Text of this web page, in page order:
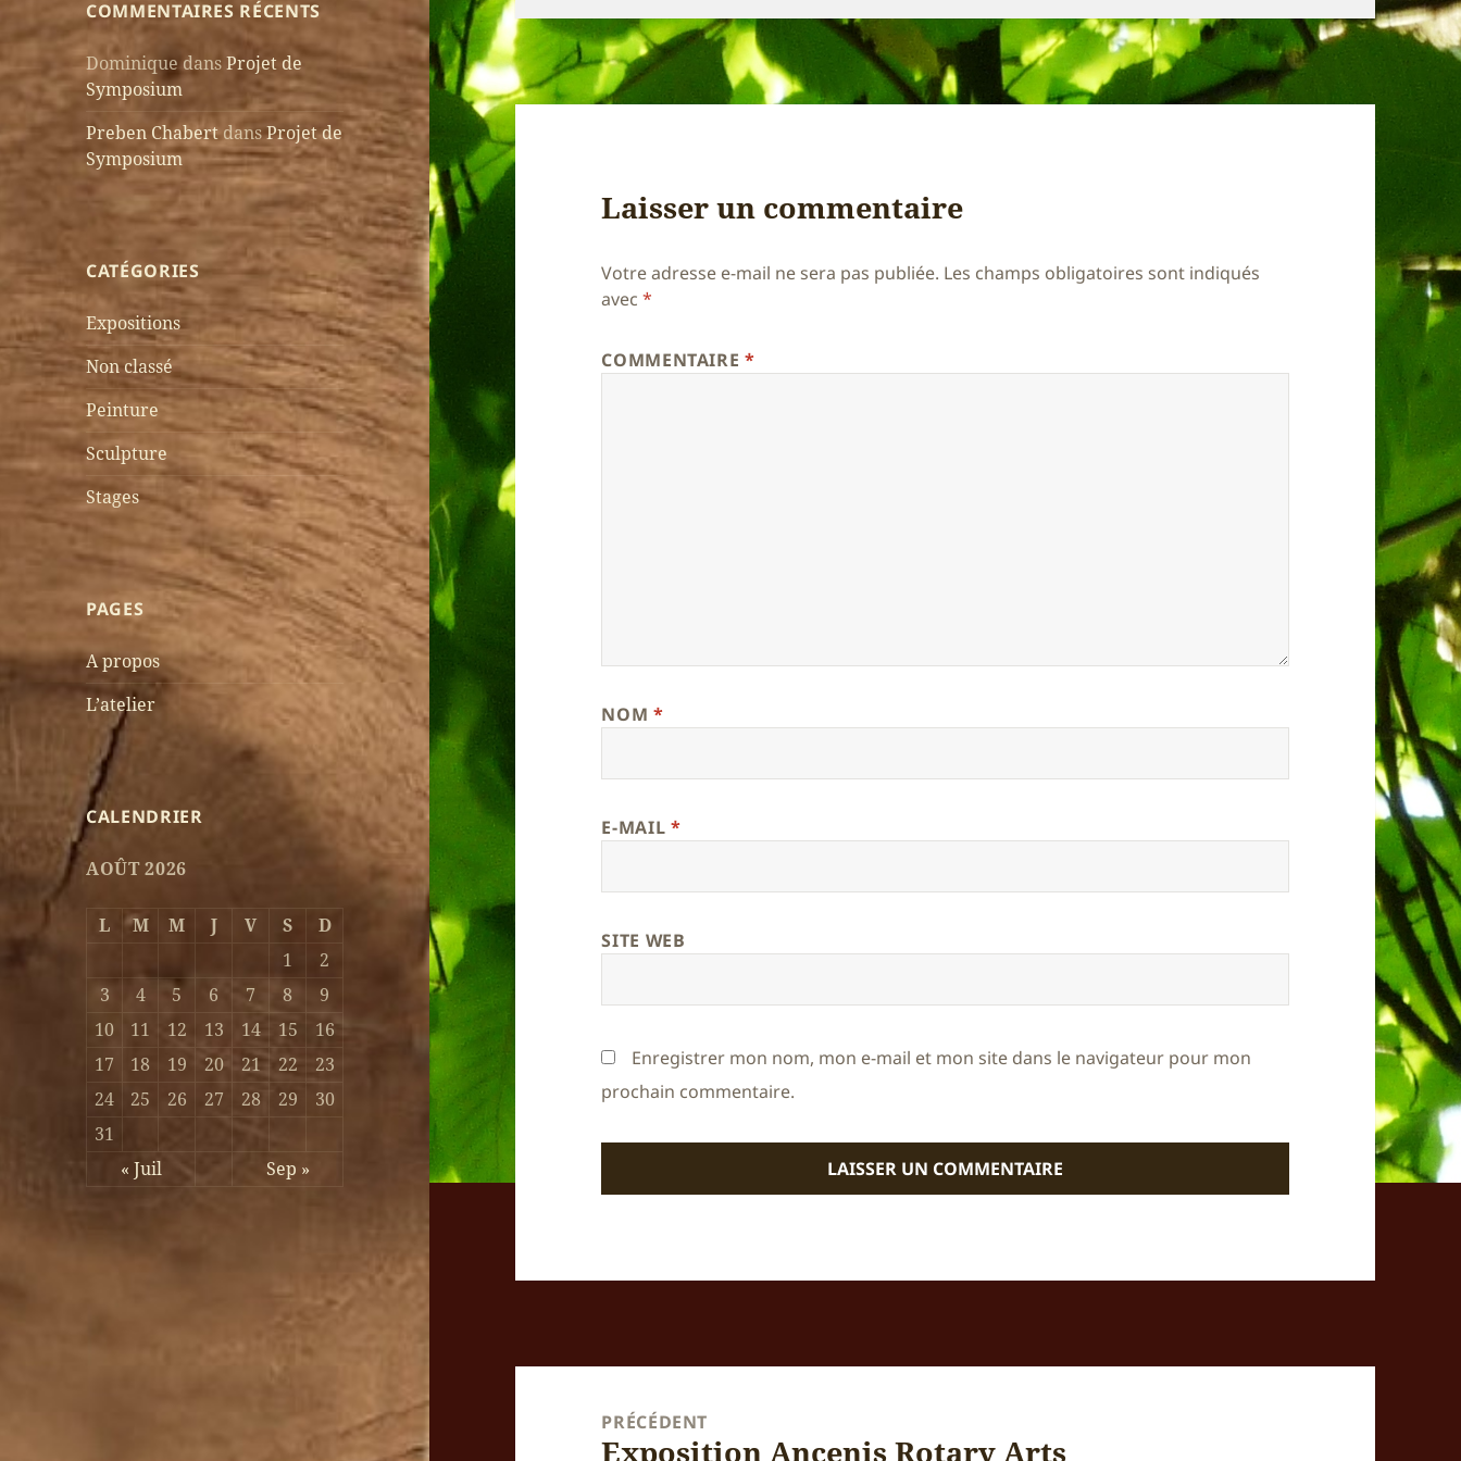
COMMENTAIRES RÉCENTS
Dominique dansProjet de
Symposium
Preben ChabertdansProjet de
Symposium
CATÉGORIES
Expositions
Non classé
Peinture
Sculpture
Stages
PAGES
A propos
L’atelier
CALENDRIER
AOÛT 2026
L M M J V S
D
1
2
3
4 5 6 7 8
9
10
11 12 13 14 15
16
17
18 19 20 21 22
23
24
25 26 27 28 29
30
31
« Juil
Sep »
Laisser un commentaire
Votre adresse e-mail ne sera pas publiée. Les champs obligatoires sont indiqués
avec*
COMMENTAIRE*
NOM *
E-MAIL *
SITE WEB
Enregistrer mon nom, mon e-mail et mon site dans le navigateur pour mon
prochain commentaire.
PRÉCÉDENT
Article
Exposition Ancenis Rotary Arts